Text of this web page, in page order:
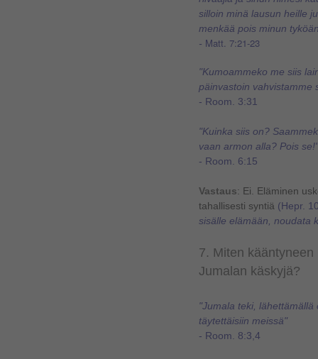
silloin minä lausun heille
menkää pois minun
- Matt. 7:21-23
"Kumoammeko me siis
päinvastoin vahvistamme
- Room. 3:31
"Kuinka siis on?
vaan armon alla? Pois se!"
- Room. 6:15
Vastaus: Ei. Eläminen
tahallisesti syntiä (Hepr.
sisälle elämään, noudata
7. Miten
Jumalan käskyjä?
"Jumala teki,
täytettäisiin meissä"
- Room. 8:3,4